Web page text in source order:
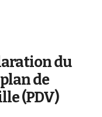
du
de
(PDV)